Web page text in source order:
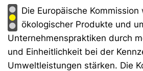
Die Europäische
ökologischer Produkte und
Unternehmenspraktiken durch
und Einheitlichkeit bei der
Umweltleistungen stärken. Die